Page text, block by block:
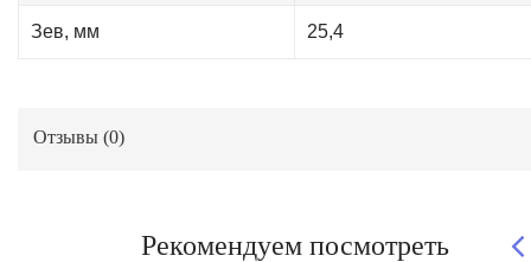
Зев, мм 25,4
Отзывы (0)
Рекомендуем посмотреть